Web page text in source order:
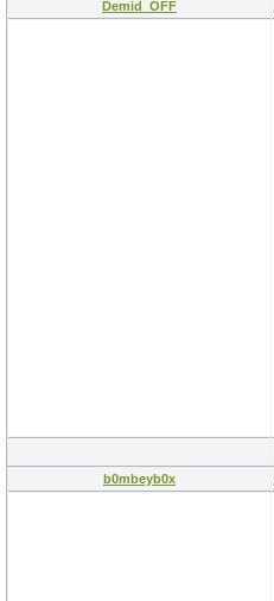
Demid_OFF
b0mbeyb0x